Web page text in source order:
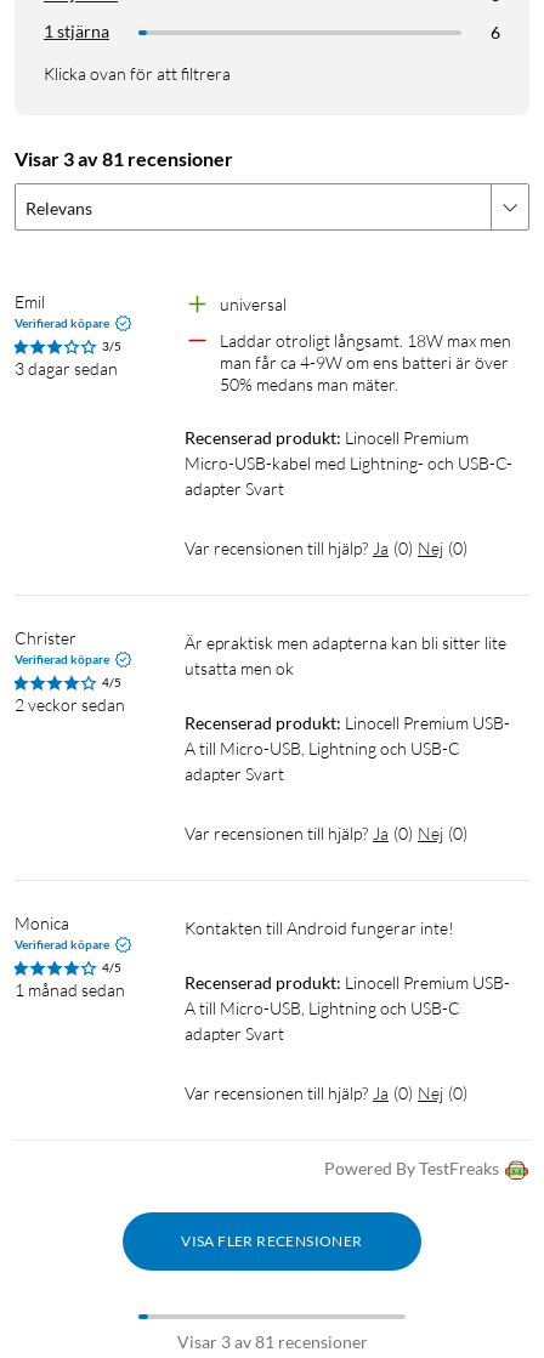
1 stjärna
6
Klicka ovan för att filtrera
Visar 3 av 81 recensioner
Relevans
Emil
Verifierad köpare
3/5
3 dagar sedan
universal
Laddar otroligt långsamt. 18W max men
man får ca 4-9W om ens batteri är över
50% medans man mäter.
Recenserad produkt: Linocell Premium
Micro-USB-kabel med Lightning- och USB-C-
adapter Svart
Var recensionen till hjälp? Ja (0) Nej (0)
Christer
Verifierad köpare
4/5
2 veckor sedan
Är epraktisk men adapterna kan bli sitter lite
utsatta men ok
Recenserad produkt: Linocell Premium USB-
A till Micro-USB, Lightning och USB-C
adapter Svart
Var recensionen till hjälp? Ja (0) Nej (0)
Monica
Verifierad köpare
4/5
1 månad sedan
Kontakten till Android fungerar inte!
Recenserad produkt: Linocell Premium USB-
A till Micro-USB, Lightning och USB-C
adapter Svart
Var recensionen till hjälp? Ja (0) Nej (0)
Powered By TestFreaks
VISA FLER RECENSIONER
Visar 3 av 81 recensioner